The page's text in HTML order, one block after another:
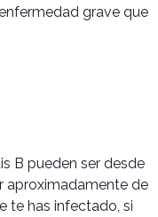
grave que
B pueden ser desde
aproximadamente de
te has infectado, si